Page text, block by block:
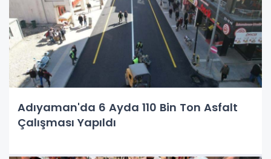
Adıyaman'da 6 Ayda 110 Bin Ton Asfalt
Çalışması Yapıldı